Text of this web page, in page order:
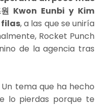
Kwon Eunbi y Kim
filas, a las que se uniría
Rocket Punch
de la agencia tras
tema que ha hecho
lo pierdas porque te